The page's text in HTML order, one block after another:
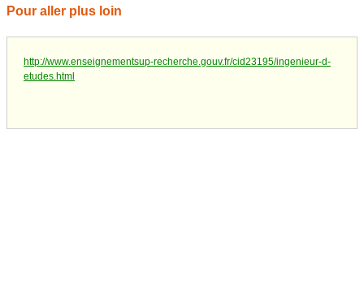
Pour aller plus loin
http://www.enseignementsup-recherche.gouv.fr/cid23195/ingenieur-d-
etudes.html